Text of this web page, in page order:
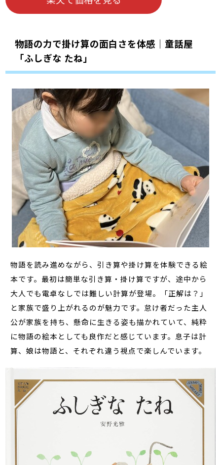
物語の力で掛け算の面白さを体感｜童話屋
「ふしぎな たね」
物語を読み進めながら、引き算や掛け算を体験できる絵
本です。最初は簡単な引き算・掛け算ですが、途中から
大人でも電卓なしでは難しい計算が登場。「正解は？」
と家族で盛り上がれるのが魅力です。怠け者だった主人
公が家族を持ち、懸命に生きる姿も描かれていて、純粋
に物語の絵本としても良作だと感じています。息子は計
算、娘は物語と、それぞれ違う視点で楽しんでいます。